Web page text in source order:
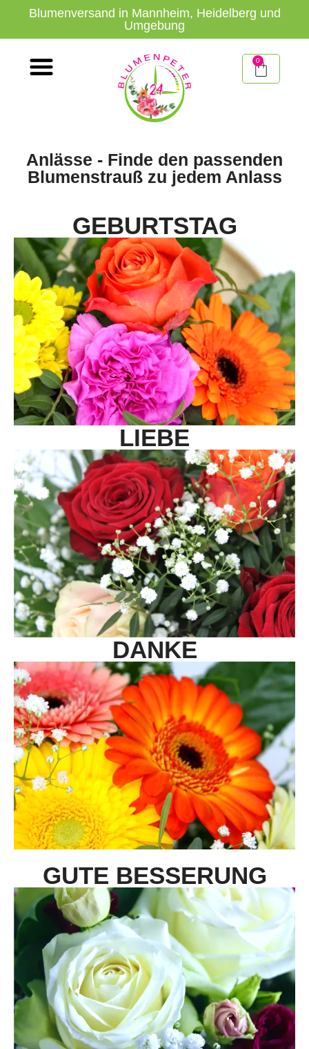
Blumenversand in Mannheim, Heidelberg und
Umgebung
0
Anlässe - Finde den passenden
Blumenstrauß zu jedem Anlass
GEBURTSTAG
LIEBE
DANKE
GUTE BESSERUNG